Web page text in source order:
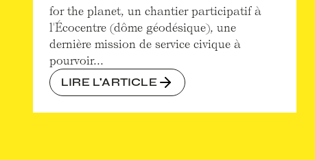
for the planet, un chantier participatif à
l'Écocentre (dôme géodésique), une
dernière mission de service civique à
pourvoir...
LIRE L'ARTICLE